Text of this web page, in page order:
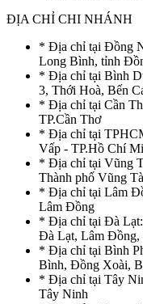
ĐỊA CHỈ CHI NHÁNH
* Địa chỉ tại Đồng
Long Bình, tỉnh
* Địa chỉ tại Bình
3, Thới Hoà, Bến
* Địa chỉ tại Cần
TP.Cần Thơ
* Địa chỉ tại
Vấp - TP.Hồ Chí
* Địa chỉ tại Vũng
Thành phố Vũng
* Địa chỉ tại Lâm
Lâm Đồng
* Địa chỉ tại Đà
Đà Lạt, Lâm Đồng,
* Địa chỉ tại Bình
Bình, Đồng Xoài,
* Địa chỉ tại Tây
Tây Ninh